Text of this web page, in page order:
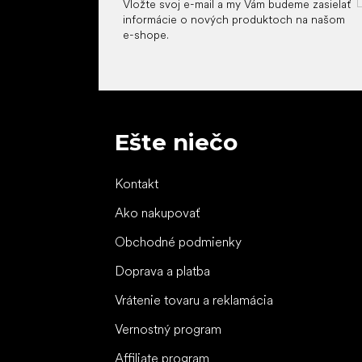
Vložte svoj e-mail a my Vám budeme zasielať
informácie o nových produktoch na našom
e-shope.
Ešte niečo
Kontakt
Ako nakupovať
Obchodné podmienky
Doprava a platba
Vrátenie tovaru a reklamácia
Vernostný program
Affiliate program